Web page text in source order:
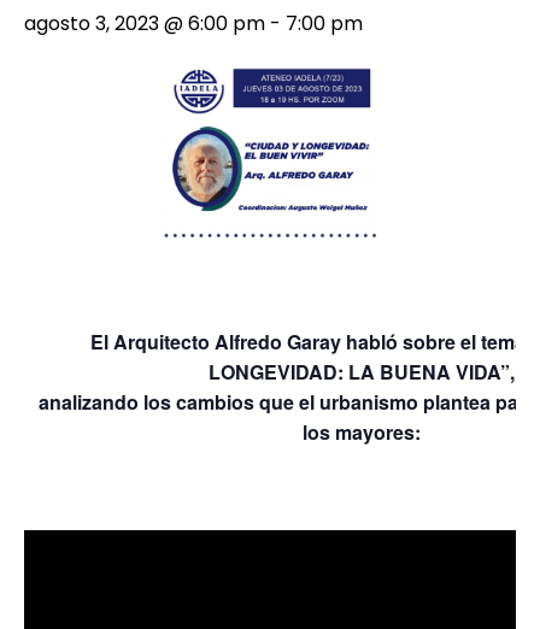
Proyectos y trabajos
agosto 3, 2023 @ 6:00 pm - 7:00 pm
El Arquitecto Alfredo Garay habló sobre el tema
LONGEVIDAD: LA BUENA VIDA”,
analizando los cambios que el urbanismo plantea
los mayores: